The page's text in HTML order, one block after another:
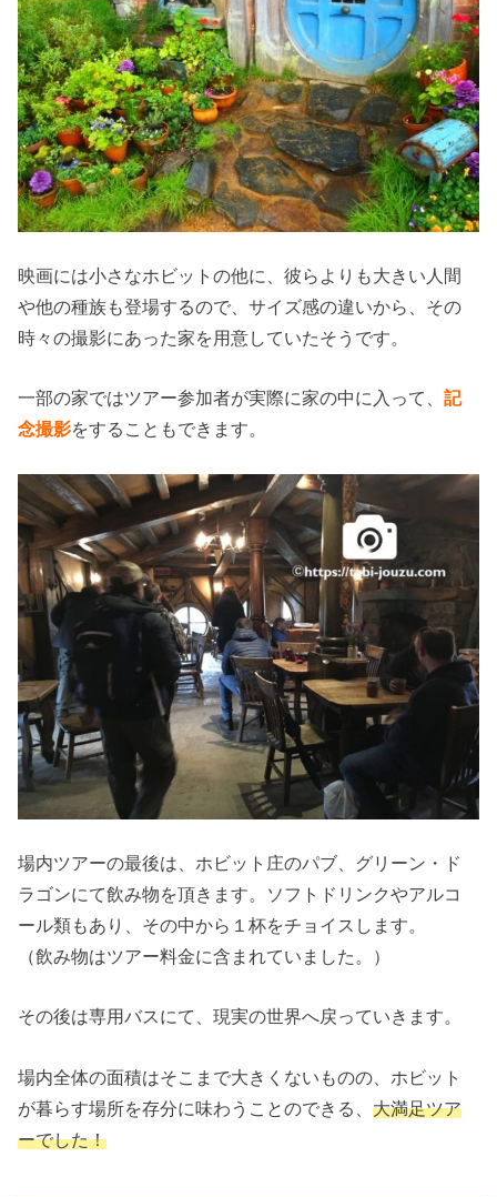
映画には小さなホビットの他に、彼らよりも大きい人間
や他の種族も登場するので、サイズ感の違いから、その
時々の撮影にあった家を用意していたそうです。
一部の家ではツアー参加者が実際に家の中に入って、記
念撮影をすることもできます。
場内ツアーの最後は、ホビット庄のパブ、グリーン・ド
ラゴンにて飲み物を頂きます。ソフトドリンクやアルコ
ール類もあり、その中から１杯をチョイスします。
（飲み物はツアー料金に含まれていました。）
その後は専用バスにて、現実の世界へ戻っていきます。
場内全体の面積はそこまで大きくないものの、ホビット
が暮らす場所を存分に味わうことのできる、大満足ツア
ーでした！